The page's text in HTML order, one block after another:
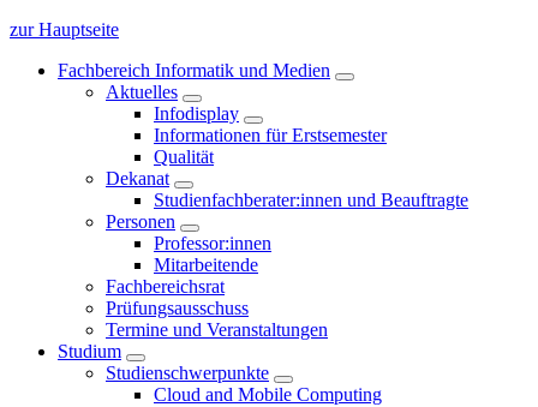
zur Hauptseite
Fachbereich Informatik und Medien
Aktuelles
Infodisplay
Informationen für Erstsemester
Qualität
Dekanat
Studienfachberater:innen und Beauftragte
Personen
Professor:innen
Mitarbeitende
Fachbereichsrat
Prüfungsausschuss
Termine und Veranstaltungen
Studium
Studienschwerpunkte
Cloud and Mobile Computing